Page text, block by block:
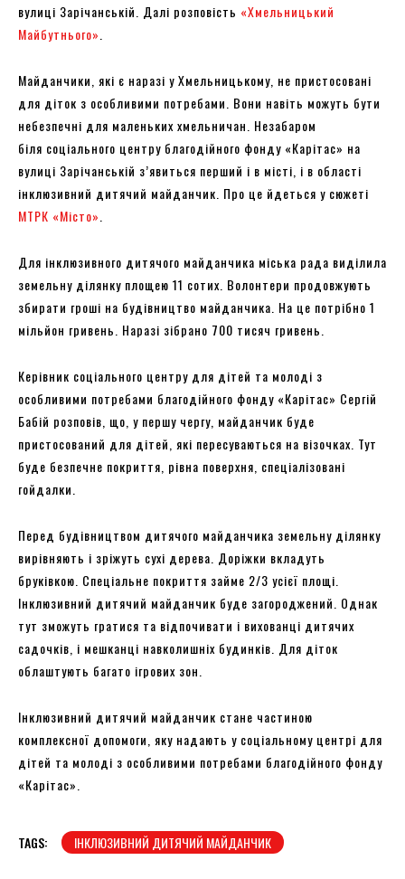
вулиці Зарічанській. Далі розповість «Хмельницький
Майбутнього»
Майданчики, які є наразі у Хмельницькому, не пристосовані
для діток з особливими потребами. Вони навіть можуть бути
небезпечні для маленьких хмельничан. Незабаром
біля соціального центру благодійного фонду «Карітас» на
вулиці Зарічанській з’явиться перший і в місті, і в області
інклюзивний дитячий майданчик. Про це йдеться у сюжеті
МТРК «Місто»
Для інклюзивного дитячого майданчика міська рада виділила
земельну ділянку площею 11 сотих. Волонтери продовжують
збирати гроші на будівництво майданчика. На це потрібно 1
мільйон гривень. Наразі зібрано 700 тисяч гривень.
Керівник соціального центру для дітей та молоді з
особливими потребами благодійного фонду «Карітас» Сергій
Бабій розповів, що, у першу чергу, майданчик буде
пристосований для дітей, які пересуваються на візочках. Тут
буде безпечне покриття, рівна поверхня, спеціалізовані
гойдалки.
Перед будівництвом дитячого майданчика земельну ділянку
вирівняють і зріжуть сухі дерева. Доріжки вкладуть
бруківкою. Спеціальне покриття займе 2/3 усієї площі.
Інклюзивний дитячий майданчик буде загороджений. Однак
тут зможуть гратися та відпочивати і вихованці дитячих
садочків, і мешканці навколишніх будинків. Для діток
облаштують багато ігрових зон.
Інклюзивний дитячий майданчик стане частиною
комплексної допомоги, яку надають у соціальному центрі для
дітей та молоді з особливими потребами благодійного фонду
«Карітас».
TAGS: ІНКЛЮЗИВНИЙ ДИТЯЧИЙ МАЙДАНЧИК